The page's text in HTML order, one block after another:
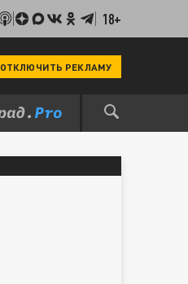
18+
ОТКЛЮЧИТЬ РЕКЛАМУ